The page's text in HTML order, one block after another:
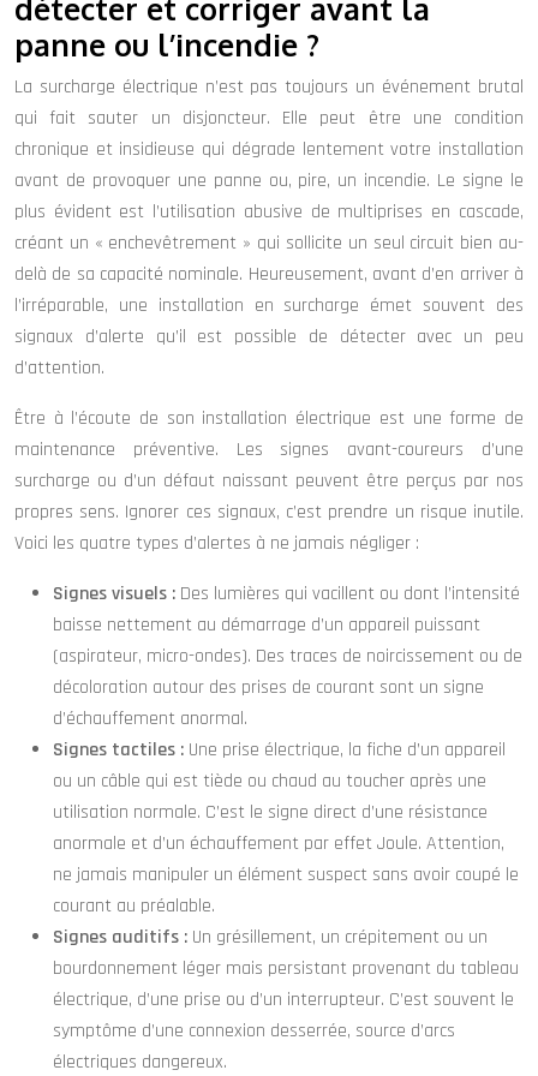
détecter et corriger avant la
panne ou l’incendie ?
La surcharge électrique n’est pas toujours un événement brutal
qui fait sauter un disjoncteur. Elle peut être une condition
chronique et insidieuse qui dégrade lentement votre installation
avant de provoquer une panne ou, pire, un incendie. Le signe le
plus évident est l’utilisation abusive de multiprises en cascade,
créant un « enchevêtrement » qui sollicite un seul circuit bien au-
delà de sa capacité nominale. Heureusement, avant d’en arriver à
l’irréparable, une installation en surcharge émet souvent des
signaux d’alerte qu’il est possible de détecter avec un peu
d’attention.
Être à l’écoute de son installation électrique est une forme de
maintenance préventive. Les signes avant-coureurs d’une
surcharge ou d’un défaut naissant peuvent être perçus par nos
propres sens. Ignorer ces signaux, c’est prendre un risque inutile.
Voici les quatre types d’alertes à ne jamais négliger :
Signes visuels : Des lumières qui vacillent ou dont l’intensité
baisse nettement au démarrage d’un appareil puissant
(aspirateur, micro-ondes). Des traces de noircissement ou de
décoloration autour des prises de courant sont un signe
d’échauffement anormal.
Signes tactiles : Une prise électrique, la fiche d’un appareil
ou un câble qui est tiède ou chaud au toucher après une
utilisation normale. C’est le signe direct d’une résistance
anormale et d’un échauffement par effet Joule. Attention,
ne jamais manipuler un élément suspect sans avoir coupé le
courant au préalable.
Signes auditifs : Un grésillement, un crépitement ou un
bourdonnement léger mais persistant provenant du tableau
électrique, d’une prise ou d’un interrupteur. C’est souvent le
symptôme d’une connexion desserrée, source d’arcs
électriques dangereux.